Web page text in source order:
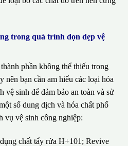
trong quá trình dọn dẹp vệ
phần không thể thiếu trong
nên bạn cần am hiểu các loại hóa
vệ sinh để đảm bảo an toàn và sử
số dung dịch và hóa chất phổ
vụ vệ sinh công nghiệp:
chất tẩy rửa H+101; Revive